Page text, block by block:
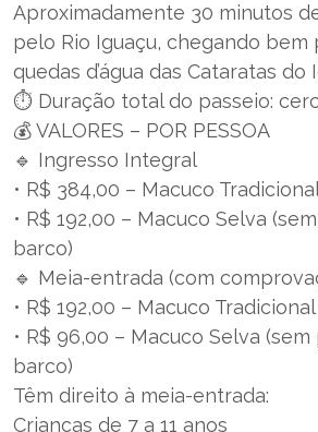
Aproximadamente 30 minutos
pelo Rio Iguaçu, chegando bem
quedas d’água das Cataratas do
⏱️ Duração total do passeio:
💰 VALORES – POR PESSOA
🔹 Ingresso Integral
• R$ 384,00 – Macuco
• R$ 192,00 – Macuco Selva
barco)
🔹 Meia-entrada (com
• R$ 192,00 – Macuco
• R$ 96,00 – Macuco Selva
barco)
Têm direito à meia-entrada:
Crianças de 7 a 11 anos